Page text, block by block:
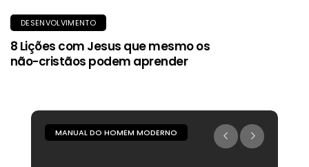
DESENVOLVIMENTO
8 Lições com Jesus que mesmo os
não-cristãos podem aprender
MANUAL DO HOMEM MODERNO